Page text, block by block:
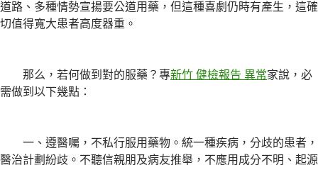
道路、多種情勢宣揚要公道用藥，但這種喜劇仍時有產生，這確
切值得寬大患者高度器重。
那么，若何做到對的服藥？專新竹 健檢報告 異常家說，必
需做到以下幾點：
一、遵醫囑，不私行服用藥物。統一種疾病，分歧的患者，
醫治計劃紛歧。不聽信親朋及病友推舉，不應用成分不明、起源